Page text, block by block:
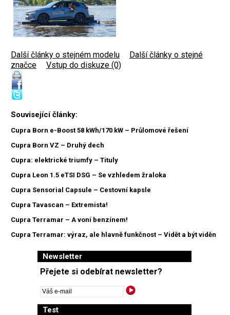
Další články o stejném modelu
Další články o stejné
značce
Vstup do diskuze (0)
Související články:
Cupra Born e-Boost 58 kWh/170 kW – Průlomové řešení
Cupra Born VZ – Druhý dech
Cupra: elektrické triumfy – Tituly
Cupra Leon 1.5 eTSI DSG – Se vzhledem žraloka
Cupra Sensorial Capsule – Cestovní kapsle
Cupra Tavascan – Extremista!
Cupra Terramar – A voní benzínem!
Cupra Terramar: výraz, ale hlavně funkčnost – Vidět a být viděn
Newsletter
Přejete si odebírat newsletter?
Test